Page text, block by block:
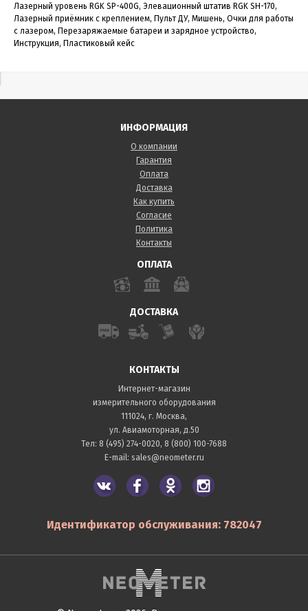
Лазерный уровень RGK SP-400G, Элевационный штатив RGK SH-170,
Лазерный приёмник с креплением, Пульт ДУ, Мишень, Очки для работы
с лазером, Перезаряжаемые батареи и зарядное устройство,
Инструкция, Пластиковый кейс
ИНФОРМАЦИЯ
О компании
Гарантия
Оплата
Доставка
Как купить
Согласие
Политика
Контакты
ОПЛАТА
ДОСТАВКА
КОНТАКТЫ
Интернет-магазин
измерительного оборудования
111024, г. Москва,
ул. Авиамоторная, д.50
Тел: 8 (495) 274-0020, 8 (800) 100-7688
E-mail: sales@neometer.ru
Идентификатор обслуживания: 782047